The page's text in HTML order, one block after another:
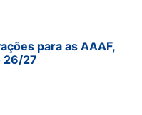
para as AAAF,
26/27